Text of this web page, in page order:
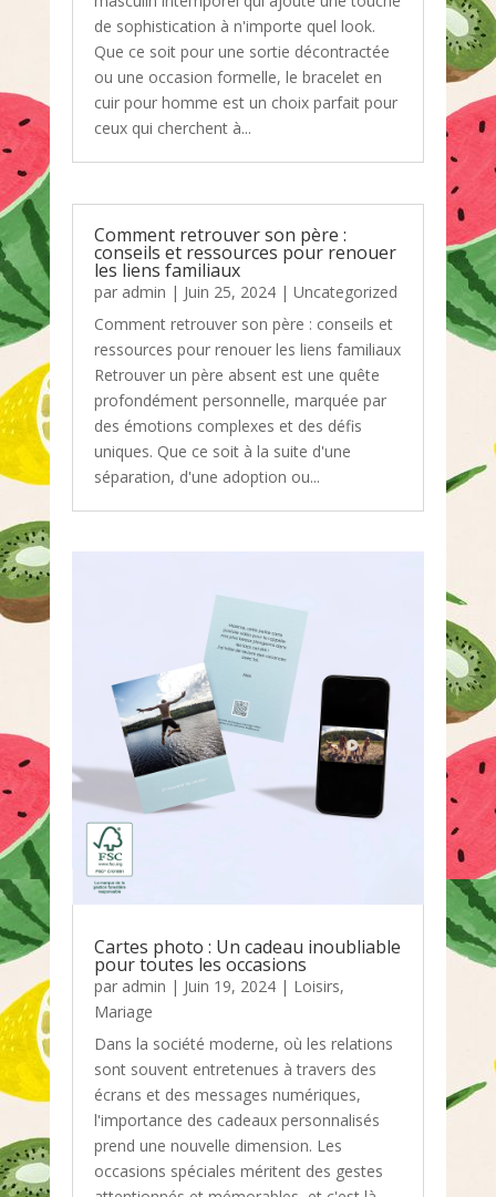
de sophistication à n'importe quel look.
Que ce soit pour une sortie décontractée
ou une occasion formelle, le bracelet en
cuir pour homme est un choix parfait pour
ceux qui cherchent à...
Comment retrouver son père :
conseils et ressources pour renouer
les liens familiaux
par admin | Juin 25, 2024| Uncategorized
Comment retrouver son père : conseils et
ressources pour renouer les liens familiaux
Retrouver un père absent est une quête
profondément personnelle, marquée par
des émotions complexes et des défis
uniques. Que ce soit à la suite d'une
séparation, d'une adoption ou...
Cartes photo : Un cadeau inoubliable
pour toutes les occasions
par admin | Juin 19, 2024| Loisirs,
Mariage
Dans la société moderne, où les relations
sont souvent entretenues à travers des
écrans et des messages numériques,
l'importance des cadeaux personnalisés
prend une nouvelle dimension. Les
occasions spéciales méritent des gestes